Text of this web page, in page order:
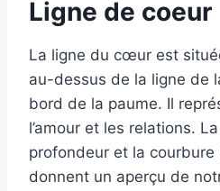
Ligne de coeur
La ligne du cœur est
au-dessus de la ligne de
bord de la paume. Il
l’amour et les relations.
profondeur et la
donnent un aperçu de